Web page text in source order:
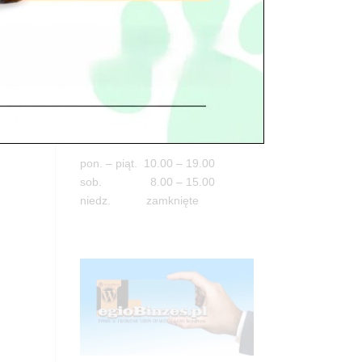
05-100 Nowy Dwór Mazowiecki
tel. 503 900 215
pon. – piąt. 10.00 – 19.00
sob. 8.00 – 15.00
niedz. zamknięte